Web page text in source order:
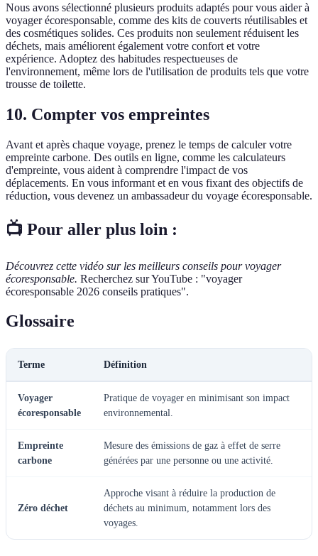
Nous avons sélectionné plusieurs produits adaptés pour vous aider à
voyager écoresponsable, comme des kits de couverts réutilisables et
des cosmétiques solides. Ces produits non seulement réduisent les
déchets, mais améliorent également votre confort et votre
expérience. Adoptez des habitudes respectueuses de
l'environnement, même lors de l'utilisation de produits tels que votre
trousse de toilette.
10. Compter vos empreintes
Avant et après chaque voyage, prenez le temps de calculer votre
empreinte carbone. Des outils en ligne, comme les calculateurs
d'empreinte, vous aident à comprendre l'impact de vos
déplacements. En vous informant et en vous fixant des objectifs de
réduction, vous devenez un ambassadeur du voyage écoresponsable.
📺 Pour aller plus loin :
Découvrez cette vidéo sur les meilleurs conseils pour voyager
écoresponsable. Recherchez sur YouTube : "voyager
écoresponsable 2026 conseils pratiques".
Glossaire
Terme Définition
Voyager
écoresponsable
Pratique de voyager en minimisant son impact
environnemental.
Empreinte
carbone
Mesure des émissions de gaz à effet de serre
générées par une personne ou une activité.
Zéro déchet
Approche visant à réduire la production de
déchets au minimum, notamment lors des
voyages.